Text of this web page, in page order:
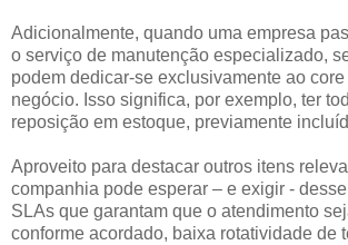
Adicionalmente, quando uma empresa
o serviço de manutenção especializado,
podem dedicar-se exclusivamente ao
negócio. Isso significa, por exemplo, ter
reposição em estoque, previamente
Aproveito para destacar outros itens
companhia pode esperar – e exigir -
SLAs que garantam que o atendimento
conforme acordado, baixa rotatividade de